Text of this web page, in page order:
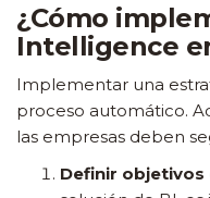
¿Cómo
Intelligence
Implementar una
proceso automático.
las empresas deben
Definir objetivos